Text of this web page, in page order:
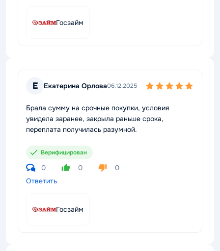
Госзайм
Е Екатерина Орлова06.12.2025
Брала сумму на срочные покупки, условия
увидела заранее, закрыла раньше срока,
переплата получилась разумной.
Верифицирован
0 0
0
Ответить
Госзайм